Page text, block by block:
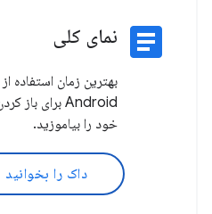
article نمای کلی
بهترین زمان
خود را بیاموزید.
داک را بخوانید